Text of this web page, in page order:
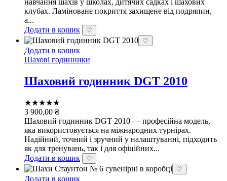
клубах. Ламіноване покриття захищене від подряпин,
а...
Додати в кошик
♡
♡
Додати в кошик
Шахові годинники
Шаховий годинник DGT 2010
★★★★★
3 900,00 ₴
Шаховий годинник DGT 2010 — професійна модель,
яка використовується на міжнародних турнірах.
Надійний, точний і зручний у налаштуванні, підходить
як для тренувань, так і для офіційних...
Додати в кошик
♡
♡
Додати в кошик